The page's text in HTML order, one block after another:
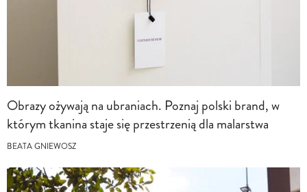
Obrazy ożywają na ubraniach. Poznaj polski brand, w
którym tkanina staje się przestrzenią dla malarstwa
BEATA GNIEWOSZ